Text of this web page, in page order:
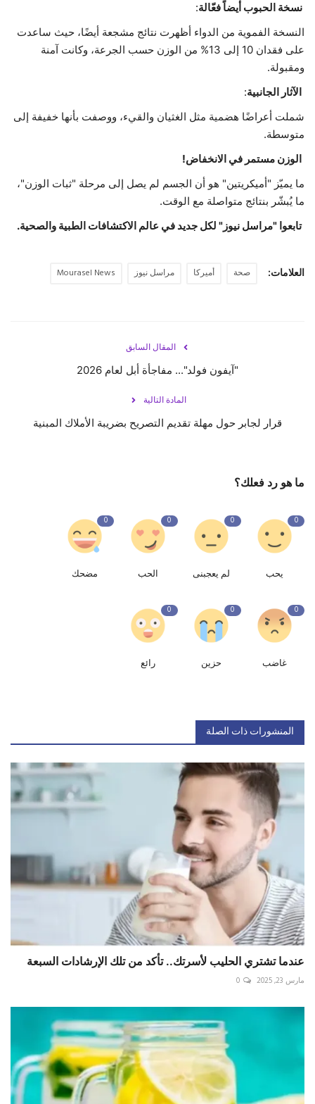
نسخة الحبوب أيضاً فعّالة:
النسخة الفموية من الدواء أظهرت نتائج مشجعة أيضًا، حيث ساعدت
على فقدان 10 إلى 13% من الوزن حسب الجرعة، وكانت آمنة
ومقبولة.
الآثار الجانبية:
شملت أعراضًا هضمية مثل الغثيان والقيء، ووصفت بأنها خفيفة إلى
متوسطة.
الوزن مستمر في الانخفاض!
ما يميّز "أميكريتين" هو أن الجسم لم يصل إلى مرحلة "ثبات الوزن"،
ما يُبشّر بنتائج متواصلة مع الوقت.
تابعوا "مراسل نيوز" لكل جديد في عالم الاكتشافات الطبية والصحية.
العلامات: صحة أميركا مراسل نيوز Mourasel News
المقال السابق
"آيفون فولد"... مفاجأة أبل لعام 2026
المادة التالية
قرار لجابر حول مهلة تقديم التصريح بضريبة الأملاك المبنية
ما هو رد فعلك؟
0
يحب
0
لم يعجبنى
0
الحب
0
مضحك
0
غاضب
0
حزين
0
رائع
المنشورات ذات الصلة
عندما تشتري الحليب لأسرتك.. تأكد من تلك الإرشادات السبعة
مارس 23, 2025 0